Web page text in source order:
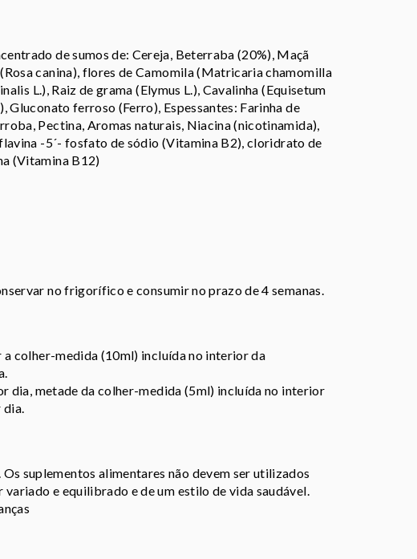
de sumos de: Cereja, Beterraba (20%), Maçã
canina), flores de Camomila (Matricaria chamomilla
L.), Raiz de grama (Elymus L.), Cavalinha (Equisetum
Gluconato ferroso (Ferro), Espessantes: Farinha de
Pectina, Aromas naturais, Niacina (nicotinamida),
-5´- fosfato de sódio (Vitamina B2), cloridrato de
(Vitamina B12)
no frigorífico e consumir no prazo de 4 semanas.
a colher-medida (10ml) incluída no interior da
dia, metade da colher-medida (5ml) incluída no interior
dia.
suplementos alimentares não devem ser utilizados
e equilibrado e de um estilo de vida saudável.